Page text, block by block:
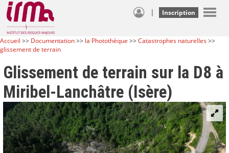
| Inscription
Accueil >> Documentation>> la Photothèque >>Catastrophes naturelles>>
glissement de terrain
Glissement de terrain sur la D8 à
Miribel-Lanchâtre (Isère)